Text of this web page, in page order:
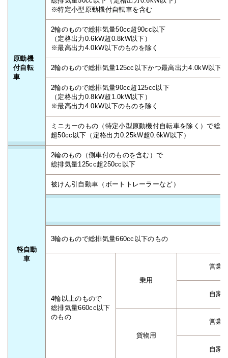
原動機
付自転
車
※特定小型原動機付自転車を含む
2輪のもので総排気量50cc超90cc以下
（定格出力0.6kW超0.8kW以下）
※最高出力4.0kW以下のものを除く
2輪のもので総排気量125cc以下かつ最高出力4.0kW以下
2輪のもので総排気量90cc超125cc以下
（定格出力0.8kW超1.0kW以下）
※最高出力4.0kW以下のものを除く
ミニカーのもの（特定小型原動機付自転車を除く）で総
超50cc以下（定格出力0.25kW超0.6kW以下）
軽自動
車
2輪のもの（側車付のものを含む）で
総排気量125cc超250cc以下
被けん引自動車（ボートトレーラーなど）
3輪のもので総排気量660cc以下のもの
4輪以上のもので
総排気量660cc以下
のもの
乗用
営業
自家
貨物用
営業
自家